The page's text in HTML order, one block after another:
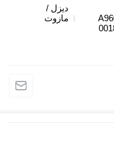
مازوت